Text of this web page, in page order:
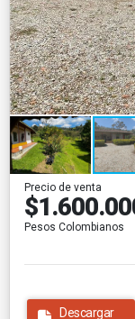
Precio de venta
Pesos Colombianos
Descargar